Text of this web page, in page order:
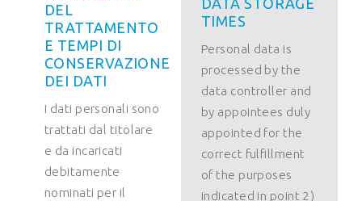
DEL
TRATTAMENTO
E TEMPI DI
CONSERVAZIONE
DEI DATI
I dati personali sono
trattati dal titolare
e da incaricati
debitamente
nominati per il
DATA STORAGE
TIMES
Personal data is
processed by the
data controller and
by appointees duly
appointed for the
correct fulfillment
of the purposes
indicated in point 2)